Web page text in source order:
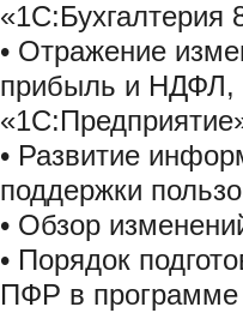
«1С:Бухгалтерия
• Отражение
прибыль и НДФЛ,
• Развитие
поддержки
• Обзор
• Порядок
ПФР в